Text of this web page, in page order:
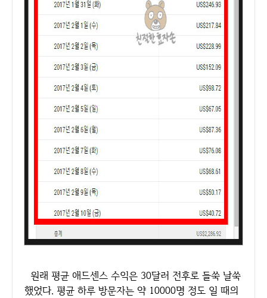
원래 평균 애드센스 수익은 30달러 전후로 들쑥 날쑥
했었다. 평균 하루 방문자는 약 10000명 정도 일 때의